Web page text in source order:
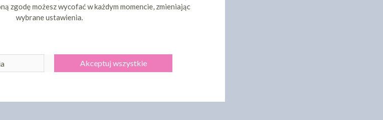
zgodę możesz wycofać w każdym momencie, zmieniając
wybrane ustawienia.
Akceptuj wszystkie